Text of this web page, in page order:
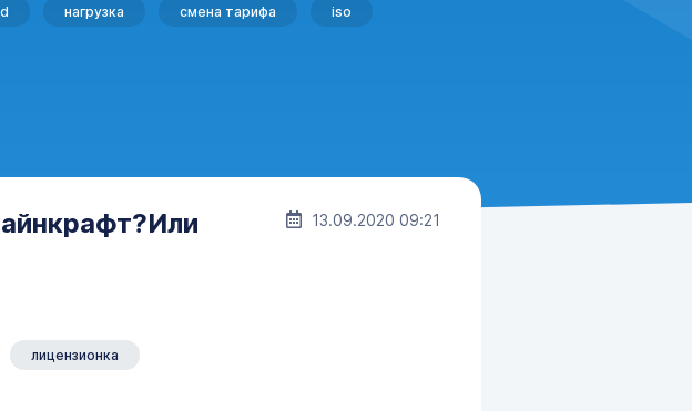
нагрузка смена тарифа iso
лицензионка
13.09.2020 09:21